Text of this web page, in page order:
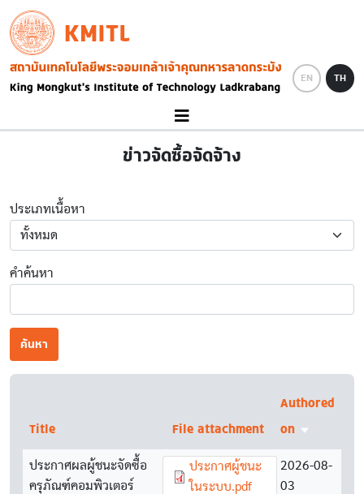
Skip to main content
KMITL
Image
EN TH
ข่าวจัดซื้อจัดจ้าง
ประเภทเนื้อหา
คำค้นหา
ค้นหา
Title File attachment
Authored
on Sort
ประกาศผลผู้ชนะจัดซื้อ
ครุภัณฑ์คอมพิวเตอร์
Document
ประกาศผู้ชนะ
ในระบบ.pdf
2026-08-
03